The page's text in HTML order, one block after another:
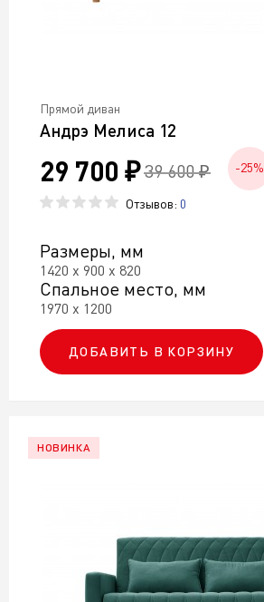
Прямой диван
Андрэ Мелиса 12
29 700 ₽ 39 600 ₽ -25%
Отзывов: 0
Размеры, мм
1420 х 900 х 820
Спальное место, мм
1970 х 1200
ДОБАВИТЬ В КОРЗИНУ
НОВИНКА